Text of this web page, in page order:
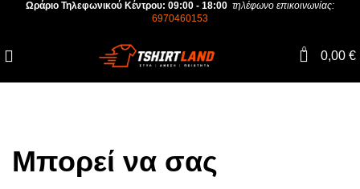
Ωράριο Τηλεφωνικού Κέντρου: 09:00 - 18:00 τηλέφωνο επικοινωνίας:
6970460153
0 0,00 €
Μπορεί να σας